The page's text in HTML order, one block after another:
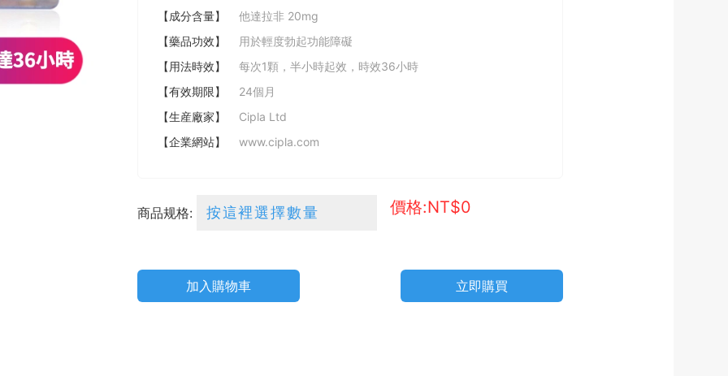
【成分含量】
他達拉非 20mg
【藥品功效】
用於輕度勃起功能障礙
【用法時效】
每次1顆，半小時起效，時效36小時
【有效期限】
24個月
【生産廠家】
Cipla Ltd
【企業網站】
www.cipla.com
商品规格: 價格:NT$0
加入購物車 立即購買